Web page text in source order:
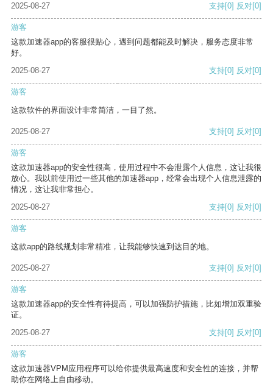
2025-08-27 支持[0] 反对[0]
游客
这款加速器app的客服很贴心，遇到问题都能及时解决，服务态度非常
好。
2025-08-27
支持[0] 反对[0]
游客
这款软件的界面设计非常简洁，一目了然。
2025-08-27 支持[0] 反对[0]
游客
这款加速器app的安全性很高，使用过程中不会泄露个人信息，这让我很
放心。我以前使用过一些其他的加速器app，经常会出现个人信息泄露的
情况，这让我非常担心。
2025-08-27
支持[0] 反对[0]
游客
这款app的路线规划非常精准，让我能够快速到达目的地。
2025-08-27 支持[0] 反对[0]
游客
这款加速器app的安全性有待提高，可以加强防护措施，比如增加双重验
证。
2025-08-27
支持[0] 反对[0]
游客
这款加速器VPM应用程序可以给你提供最高速度和安全性的连接，并帮
助你在网络上自由移动。